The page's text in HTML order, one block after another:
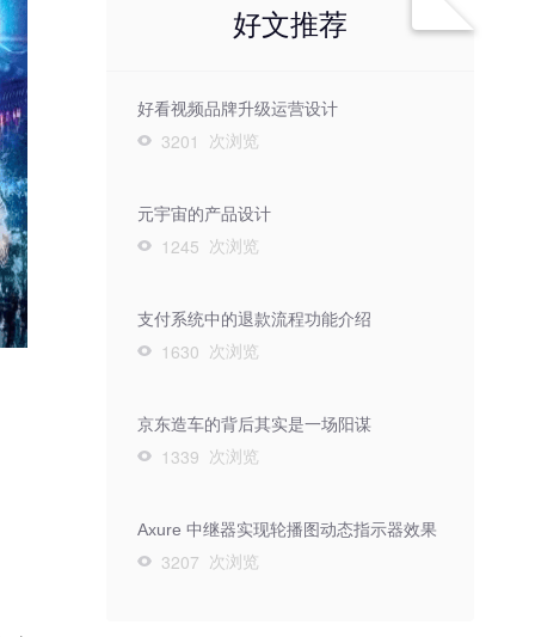
好文推荐
好看视频品牌升级运营设计
3201 次浏览
元宇宙的产品设计
1245 次浏览
支付系统中的退款流程功能介绍
1630 次浏览
京东造车的背后其实是一场阳谋
1339 次浏览
Axure 中继器实现轮播图动态指示器效果
3207 次浏览